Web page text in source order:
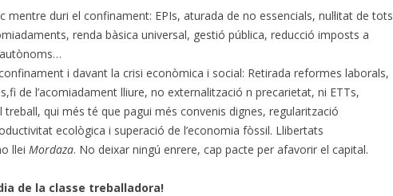
mentre duri el confinament: EPIs, aturada de no essencials, nul·litat de tots
renda bàsica universal, gestió pública, reducció imposts a
i davant la crisi econòmica i social: Retirada reformes laborals,
de l’acomiadament lliure, no externalització n precarietat, ni ETTs,
qui més té que pagui més convenis dignes, regularització
ecològica i superació de l’economia fòssil. Llibertats
llei Mordaza. No deixar ningú enrere, cap pacte per afavorir el capital.
de la classe treballadora!